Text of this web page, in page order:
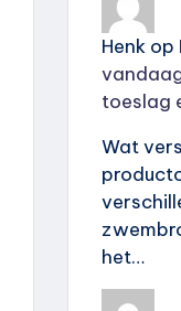
Henkop
toeslag
Wat
het…